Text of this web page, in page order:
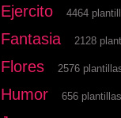
Ejercito 4464
Fantasia 2128
Flores 2576
Humor 656 plantillas